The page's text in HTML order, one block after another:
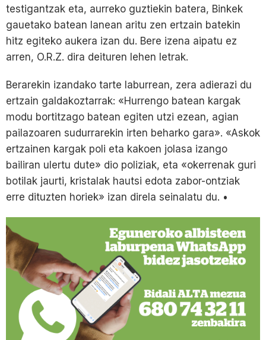
testigantzak eta, aurreko guztiekin batera, Binkek
gauetako batean lanean aritu zen ertzain batekin
hitz egiteko aukera izan du. Bere izena aipatu ez
arren, O.R.Z. dira deituren lehen letrak.
Berarekin izandako tarte laburrean, zera adierazi du
ertzain galdakoztarrak: «Hurrengo batean kargak
modu bortitzago batean egiten utzi ezean, agian
pailazoaren sudurrarekin irten beharko gara». «Askok
ertzainen kargak poli eta kakoen jolasa izango
bailiran ulertu dute» dio poliziak, eta «okerrenak guri
botilak jaurti, kristalak hautsi edota zabor-ontziak
erre dituzten horiek» izan direla seinalatu du. •